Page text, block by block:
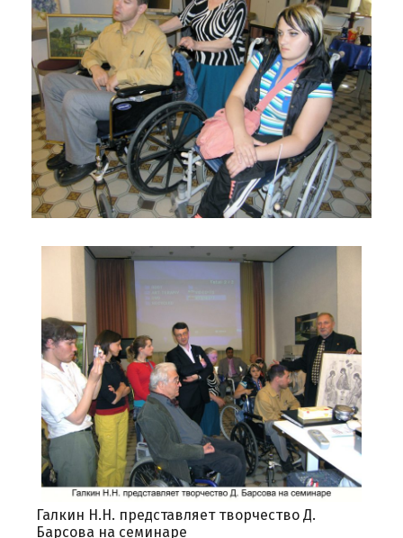
Галкин Н.Н. представляет творчество Д.
Барсова на семинаре